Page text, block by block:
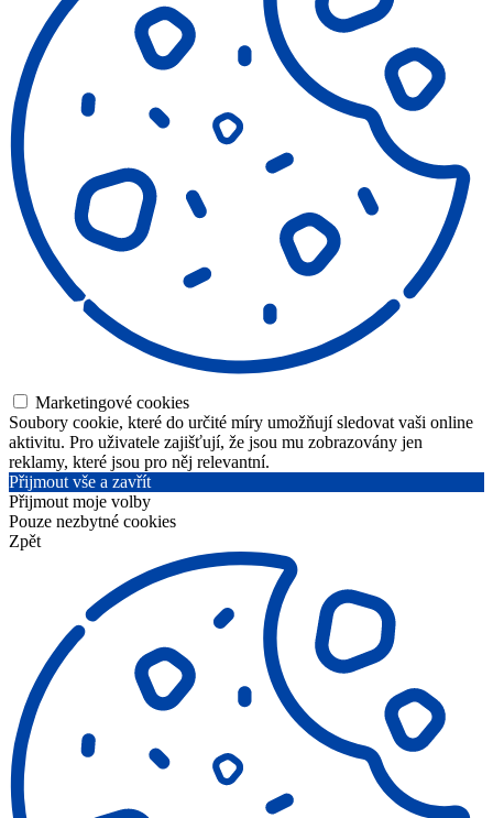
Marketingové cookies
Soubory cookie, které do určité míry umožňují sledovat vaši online
aktivitu. Pro uživatele zajišťují, že jsou mu zobrazovány jen
reklamy, které jsou pro něj relevantní.
Přijmout vše a zavřít
Přijmout moje volby
Pouze nezbytné cookies
Zpět